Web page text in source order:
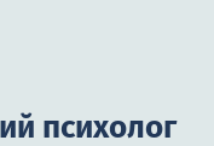
психолог